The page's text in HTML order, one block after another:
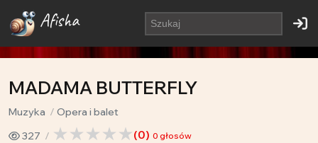
Afisha
MADAMA BUTTERFLY
Muzyka
Opera i balet
327
(0) 0 głosów